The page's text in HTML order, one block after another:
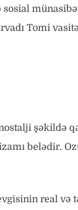
Tomi
şəkildə
belədir.
real